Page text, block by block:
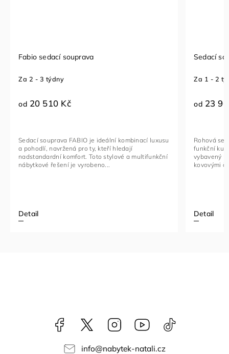
Fabio sedací souprava
Za 2 - 3 týdny
od 20 510 Kč
Detail
Sedací souprava FABIO je ideální kombinací luxusu
a pohodlí, navržená pro ty, kteří hledají
nadstandardní komfort. Toto stylové a multifunkční
nábytkové řešení je vyrobeno...
Sedací
Za 1 - 2
od 23
Detail
Rohová
funkční kus
vybavený
kovovými
Facebook NataliNabytek
Instagram YouTube
info@nabytek-natali.cz